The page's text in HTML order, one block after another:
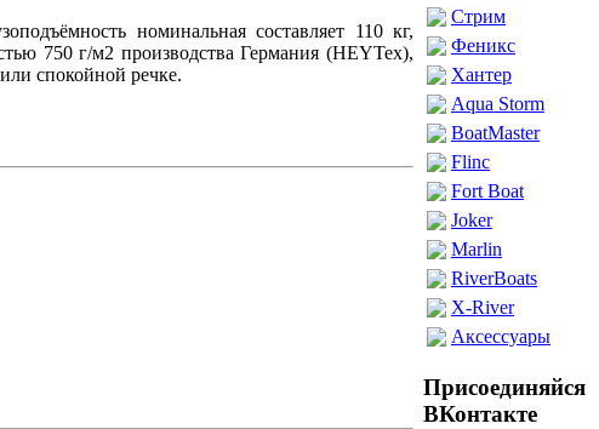
номинальная составляет 110 кг,
750 г/м2 производства Германия (HEYTex),
спокойной речке.
Стрим
Феникс
Хантер
Aqua Storm
BoatMaster
Flinc
Fort Boat
Joker
Marlin
RiverBoats
X-River
Аксессуары
Присоединяйся
ВКонтакте